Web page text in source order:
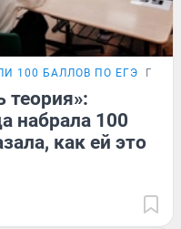
100 БАЛЛОВ ПО ЕГЭ
теория»:
набрала 100
как ей это